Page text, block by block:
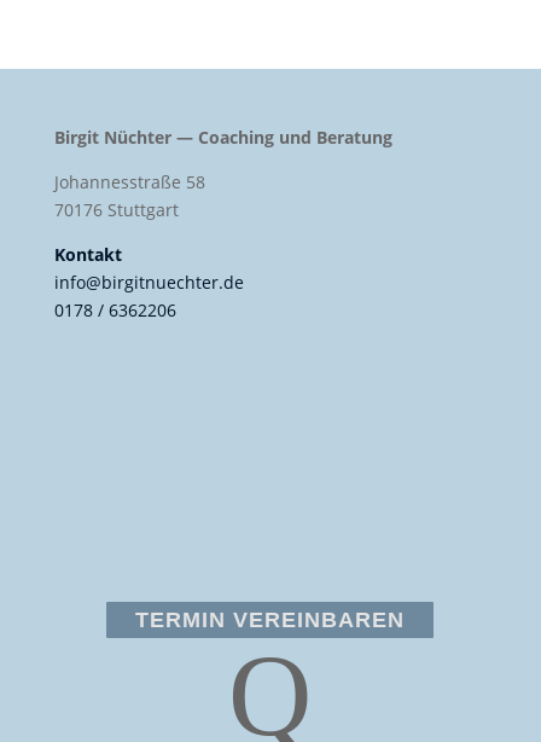
Birgit Nüchter — Coaching und Beratung
Johannesstraße 58
70176 Stuttgart
Kontakt
info@birgitnuechter.de
0178 / 6362206
TERMIN VEREINBAREN
Q